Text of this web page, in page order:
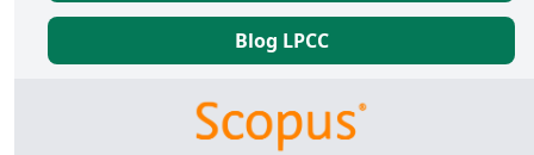
Blog LPCC